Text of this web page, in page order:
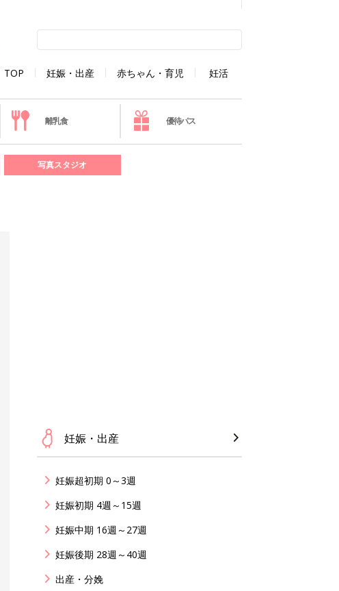
TOP 妊娠・出産 赤ちゃん・育児 妊活
離乳食 優待パス
写真スタジオ
妊娠・出産
妊娠超初期 0～3週
妊娠初期 4週～15週
妊娠中期 16週～27週
妊娠後期 28週～40週
出産・分娩